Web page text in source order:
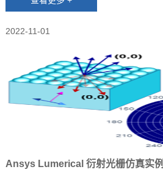
2022-11-01
Ansys Lumerical 衍射光栅仿真实例